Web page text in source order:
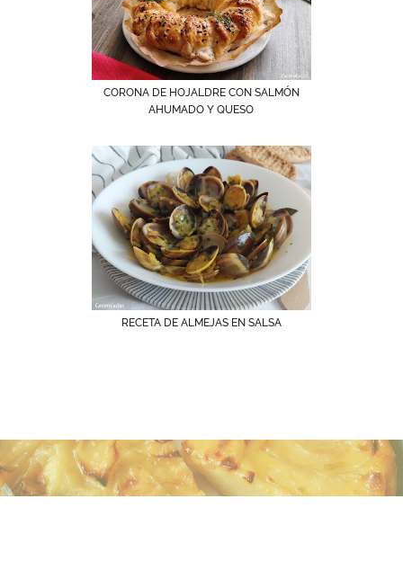
CORONA DE HOJALDRE CON SALMÓN
AHUMADO Y QUESO
RECETA DE ALMEJAS EN SALSA